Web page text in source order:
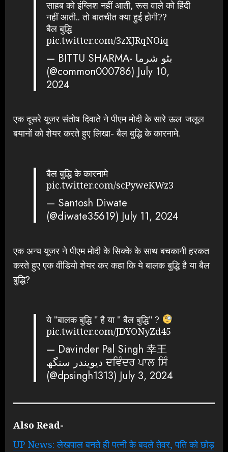
साहब को इंग्लिश नहीं आती, रूस वाले को हिंदी
नहीं आती.. तो बातचीत क्या हुई होगी??
बैल बुद्धि
pic.twitter.com/3zXJRqNOiq
— BITTU SHARMA- ‏بٹو شرما
(@common000786) July 10,
2024
एक दूसरे यूजर संतोष दिवाते ने पीएम मोदी के सारे ऊल-जलूल
बयानों को शेयर करते हुए लिखा- बैल बुद्धि के कारनामे.
बैल बुद्धि के कारनामे
pic.twitter.com/scPyweKWz3
— Santosh Diwate
(@diwate35619) July 11, 2024
एक अन्य यूजर ने पीएम मोदी के सिक्के के साथ बचकानी हरकत
करते हुए एक वीडियो शेयर कर कहा कि ये बालक बुद्धि है या बैल
बुद्धि?
ये "बालक बुद्धि " है या " बैल बुद्धि" ?
pic.twitter.com/JDYONyZd45
— Davinder Pal Singh 幸王
دیویندر سنگھ ਦਵਿੰਦਰ ਪਾਲ ਸਿੰ
(@dpsingh1313) July 3, 2024
Also Read-
UP News: लेखपाल बनते ही पत्‍नी के बदले तेवर, पति को छोड़